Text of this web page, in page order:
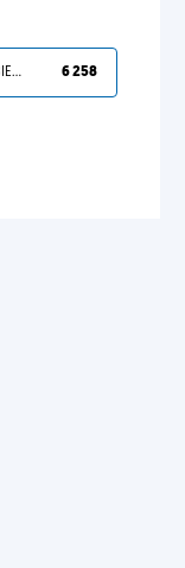
TU L'AS BIEN MÉRITÉ 6 258